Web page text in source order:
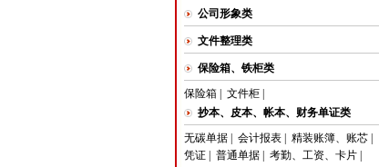
公司形象类
文件整理类
保险箱、铁柜类
保险箱| 文件柜|
抄本、皮本、帐本、财务单证类
无碳单据| 会计报表| 精装账簿、账芯|
凭证| 普通单据| 考勤、工资、卡片|